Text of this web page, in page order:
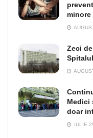
minore
Zeci
Medici
doar
IULIE